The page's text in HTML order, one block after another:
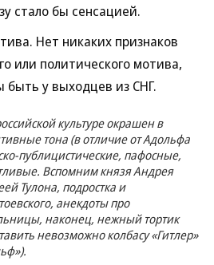
стало бы сенсацией.
Нет никаких признаков
или политического мотива,
быть у выходцев из СНГ.
культуре окрашен в
тона (в отличие от Адольфа
публицистические, пафосные,
Вспомним князя Андрея
Тулона, подростка и
анекдоты про
наконец, нежный тортик
невозможно колбасу «Гитлер»